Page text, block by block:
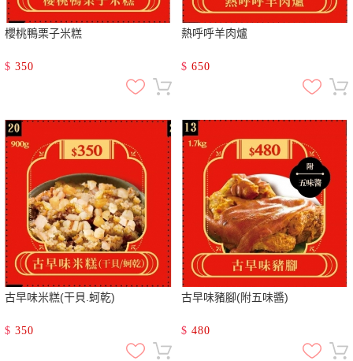
櫻桃鴨栗子米糕
$ 350
熱呼呼羊肉爐
$ 650
古早味米糕(干貝.蚵乾)
$ 350
古早味豬腳(附五味醬)
$ 480